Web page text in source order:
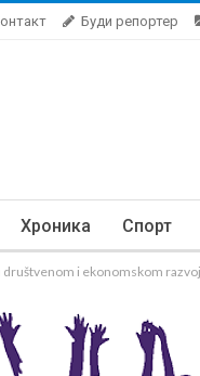
Буди репортер
Хроника Спорт
društvenom i ekonomskom